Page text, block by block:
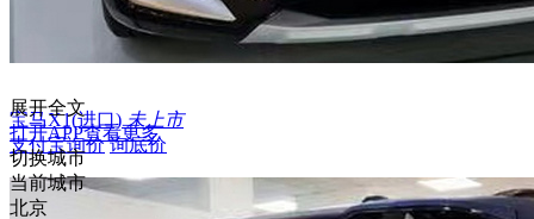
宝马X1(进口) 未上市
支付宝询价 询底价
展开全文
打开APP查看更多
切换城市
当前城市
北京